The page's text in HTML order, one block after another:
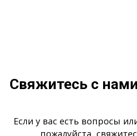
Свяжитесь с нами
Если у вас есть вопросы
пожалуйста,